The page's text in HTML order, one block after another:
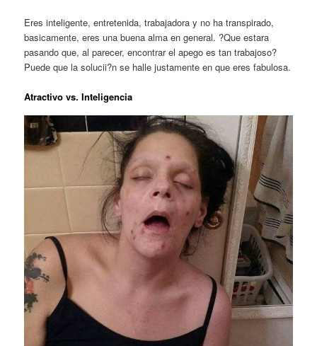
Eres inteligente, entretenida, trabajadora y no ha transpirado,
basicamente, eres una buena alma en general. ?Que estara
pasando que, al parecer, encontrar el apego es tan trabajoso?
Puede que la solucii?n se halle justamente en que eres fabulosa.
Atractivo vs. Inteligencia